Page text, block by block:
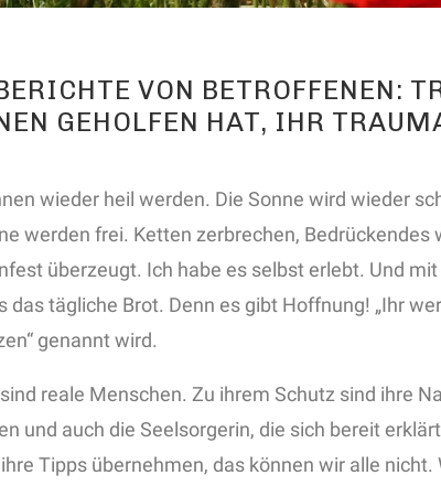
VON BETROFFENEN:
GEHOLFEN HAT, IHR
wieder heil werden. Die Sonne wird wieder
werden frei. Ketten zerbrechen,
überzeugt. Ich habe es selbst erlebt. Und
tägliche Brot. Denn es gibt Hoffnung! „Ihr
genannt wird.
reale Menschen. Zu ihrem Schutz sind ihre
und auch die Seelsorgerin, die sich bereit
Tipps übernehmen, das können wir alle